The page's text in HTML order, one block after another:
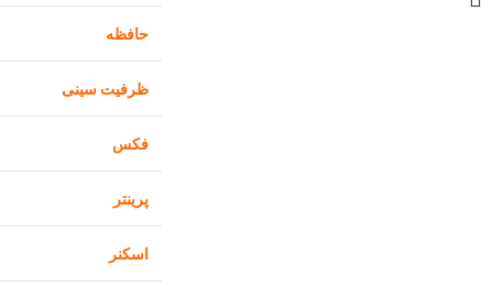
حافظه
ظرفيت سينی
فکس
پرینتر
اسکنر